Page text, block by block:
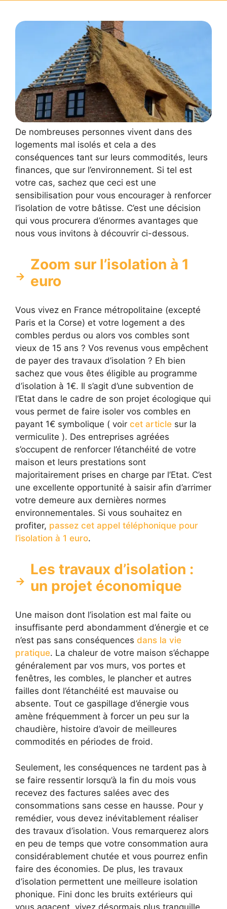
De nombreuses personnes vivent dans des
logements mal isolés et cela a des
conséquences tant sur leurs commodités, leurs
finances, que sur l’environnement. Si tel est
votre cas, sachez que ceci est une
sensibilisation pour vous encourager à renforcer
l’isolation de votre bâtisse. C’est une décision
qui vous procurera d’énormes avantages que
nous vous invitons à découvrir ci-dessous.
Zoom sur l’isolation à 1
euro
Vous vivez en France métropolitaine (excepté
Paris et la Corse) et votre logement a des
combles perdus ou alors vos combles sont
vieux de 15 ans ? Vos revenus vous empêchent
de payer des travaux d’isolation ? Eh bien
sachez que vous êtes éligible au programme
d’isolation à 1€. Il s’agit d’une subvention de
l’Etat dans le cadre de son projet écologique qui
vous permet de faire isoler vos combles en
payant 1€ symbolique ( voir cet article sur la
vermiculite ). Des entreprises agréées
s’occupent de renforcer l’étanchéité de votre
maison et leurs prestations sont
majoritairement prises en charge par l’Etat. C’est
une excellente opportunité à saisir afin d’arrimer
votre demeure aux dernières normes
environnementales. Si vous souhaitez en
profiter, passez cet appel téléphonique pour
l’isolation à 1 euro.
Les travaux d’isolation :
un projet économique
Une maison dont l’isolation est mal faite ou
insuffisante perd abondamment d’énergie et ce
n’est pas sans conséquences dans la vie
pratique. La chaleur de votre maison s’échappe
généralement par vos murs, vos portes et
fenêtres, les combles, le plancher et autres
failles dont l’étanchéité est mauvaise ou
absente. Tout ce gaspillage d’énergie vous
amène fréquemment à forcer un peu sur la
chaudière, histoire d’avoir de meilleures
commodités en périodes de froid.
Seulement, les conséquences ne tardent pas à
se faire ressentir lorsqu’à la fin du mois vous
recevez des factures salées avec des
consommations sans cesse en hausse. Pour y
remédier, vous devez inévitablement réaliser
des travaux d’isolation. Vous remarquerez alors
en peu de temps que votre consommation aura
considérablement chutée et vous pourrez enfin
faire des économies. De plus, les travaux
d’isolation permettent une meilleure isolation
phonique. Fini donc les bruits extérieurs qui
vous agacent, vivez désormais plus tranquille.